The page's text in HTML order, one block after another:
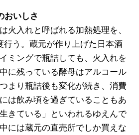
おいしさ
火入れと呼ばれる加熱処理を、
行う。蔵元が作り上げた日本酒
ミングで瓶詰しても、火入れを
に残っている酵母はアルコール
まり瓶詰後も変化が続き、消費
は飲み頃を過ぎていることもあ
きている」といわれるゆえんで
には蔵元の直売所でしか買えな